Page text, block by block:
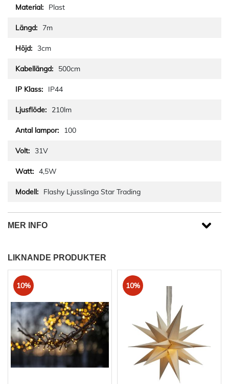
Plast
7m
3cm
500cm
IP44
210lm
100
31V
4,5W
Flashy Ljusslinga Star Trading
MER INFO
LIKNANDE PRODUKTER
10% 10%